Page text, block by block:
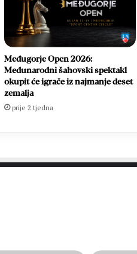
Međugorje Open 2026:
Međunarodni šahovski spektakl
okupit će igrače iz najmanje deset
zemalja
prije 2 tjedna